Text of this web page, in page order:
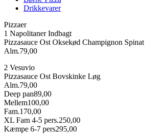
Drikkevarer
Pizzaer
1 Napolitaner Indbagt
Pizzasauce OstOksekød Champignon Spinat
Alm.79,00
2 Vesuvio
Pizzasauce OstBovskinke Løg
Alm.79,00
Deep pan89,00
Mellem100,00
Fam.170,00
XL Fam 4-5 pers.250,00
Kæmpe 6-7 pers295,00